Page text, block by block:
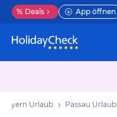
% Deals App öffnen
Bayern Urlaub Passau Urlaub